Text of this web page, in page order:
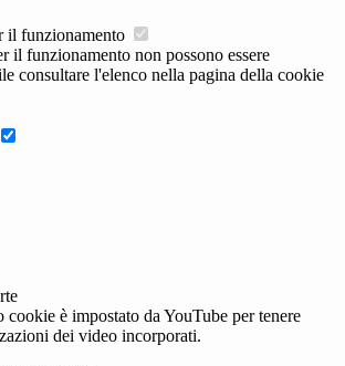
il funzionamento
il funzionamento non possono essere
consultare l'elenco nella pagina della cookie
cookie è impostato da YouTube per tenere
dei video incorporati.